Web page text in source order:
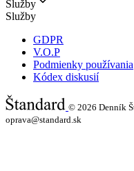
Služby
Služby
GDPR
V.O.P
Podmienky používania
Kódex diskusií
© 2026 Denník
oprava@standard.sk